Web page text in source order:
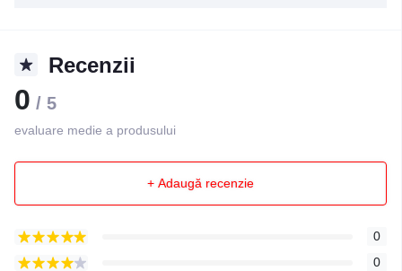
Recenzii
0 / 5
evaluare medie a produsului
+ Adaugă recenzie
0
0